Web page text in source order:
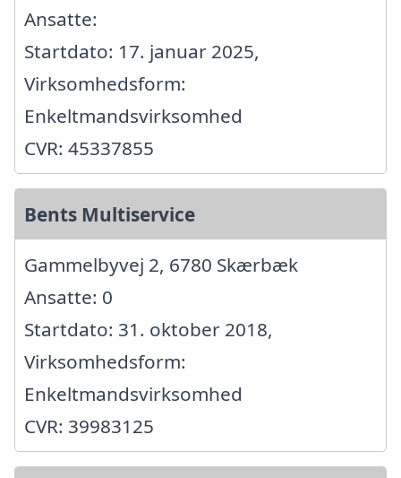
Ansatte:
Startdato: 17. januar 2025,
Virksomhedsform:
Enkeltmandsvirksomhed
CVR: 45337855
Bents Multiservice
Gammelbyvej 2, 6780 Skærbæk
Ansatte: 0
Startdato: 31. oktober 2018,
Virksomhedsform:
Enkeltmandsvirksomhed
CVR: 39983125